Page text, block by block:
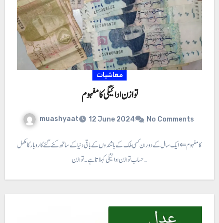
معاشیات
توازن ادائیگی کا مفہوم
muashyaat 12 June 2024 No Comments
ادائیگی کا مفہوم ⇐ ایک سال کے دوران کسی ملک کے باشندوں کے باقی دنیا کے ساتھ کئے گئے کاروبار کا مکمل
حساب توازن ادائیگی کہلاتا ہے۔ تو ازن…